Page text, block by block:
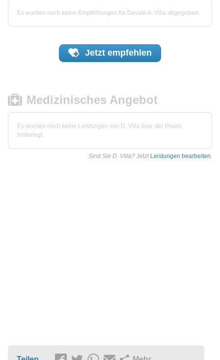
Es wurden noch keine Empfehlungen für Davide A. Villa abgegeben.
Jetzt empfehlen
Medizinisches Angebot
Es wurden noch keine Leistungen von D. Villa bzw. der Praxis
hinterlegt.
Sind Sie D. Villa? Jetzt Leistungen bearbeiten.